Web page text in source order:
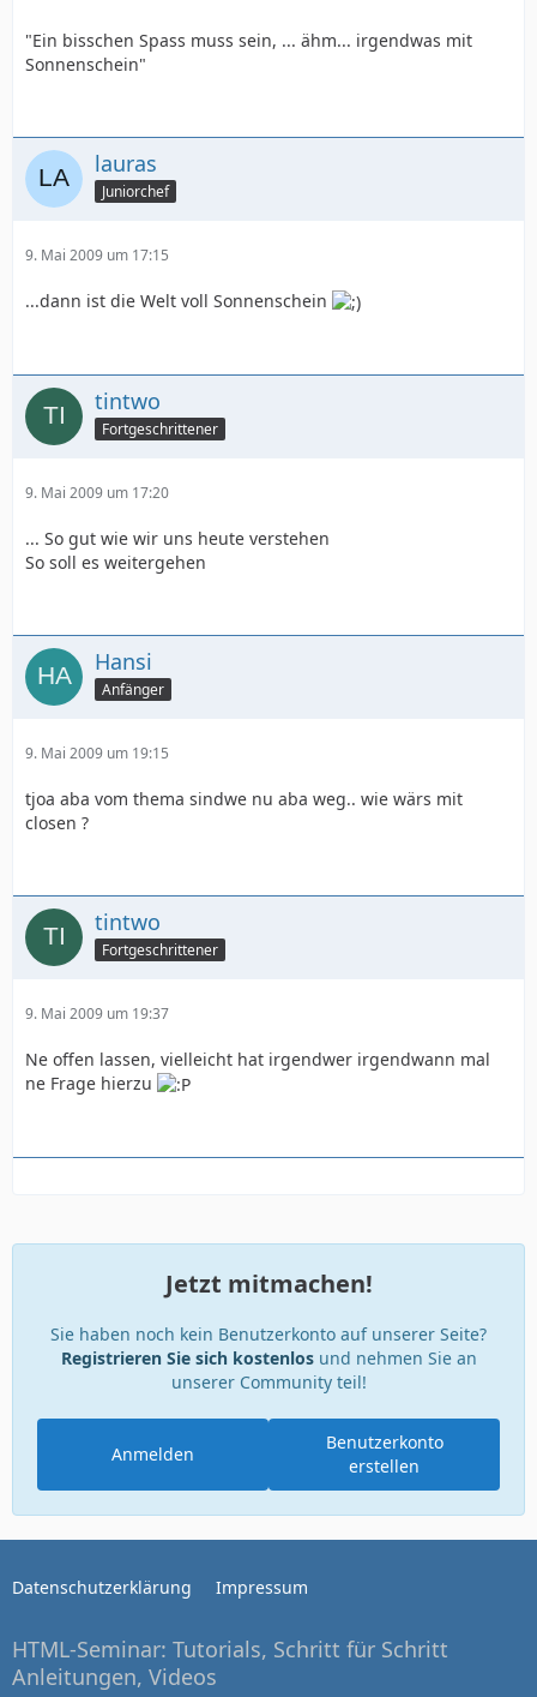
"Ein bisschen Spass muss sein, ... ähm... irgendwas mit
Sonnenschein"
lauras
Juniorchef
9. Mai 2009 um 17:15
...dann ist die Welt voll Sonnenschein
tintwo
Fortgeschrittener
9. Mai 2009 um 17:20
... So gut wie wir uns heute verstehen
So soll es weitergehen
Hansi
Anfänger
9. Mai 2009 um 19:15
tjoa aba vom thema sindwe nu aba weg.. wie wärs mit
closen ?
tintwo
Fortgeschrittener
9. Mai 2009 um 19:37
Ne offen lassen, vielleicht hat irgendwer irgendwann mal
ne Frage hierzu
Jetzt mitmachen!
Sie haben noch kein Benutzerkonto auf unserer Seite?
Registrieren Sie sich kostenlosund nehmen Sie an
unserer Community teil!
Benutzerkonto
erstellen
Anmelden
Datenschutzerklärung Impressum
HTML-Seminar: Tutorials, Schritt für Schritt
Anleitungen, Videos